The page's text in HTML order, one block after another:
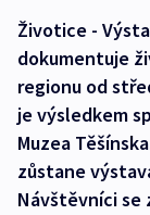
Životice -
dokumentuje
regionu od
je výsledkem
Muzea
zůstane
Návštěvníci se